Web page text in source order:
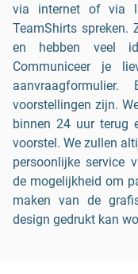
via internet of via
TeamShirts spreken.
en hebben veel
Communiceer je
voorstellingen zijn.
binnen 24 uur terug
voorstel. We zullen
persoonlijke service
de mogelijkheid om
maken van de
design gedrukt kan